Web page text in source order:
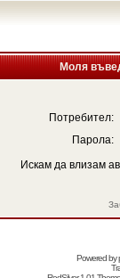
Моля
Потребител:
Парола:
Искам да влизам
Powered by